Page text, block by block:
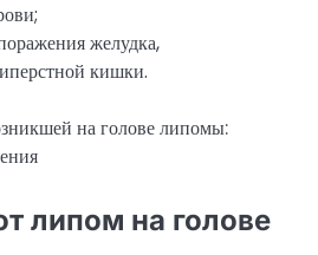
желудка,
кишки.
липом на голове